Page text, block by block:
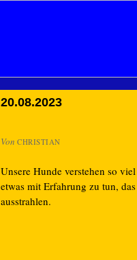
20.08.2023
Von CHRISTIAN
Unsere Hunde verstehen so
etwas mit Erfahrung zu tun,
ausstrahlen.